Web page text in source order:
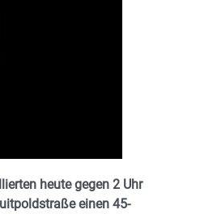
heute gegen 2 Uhr
einen 45-